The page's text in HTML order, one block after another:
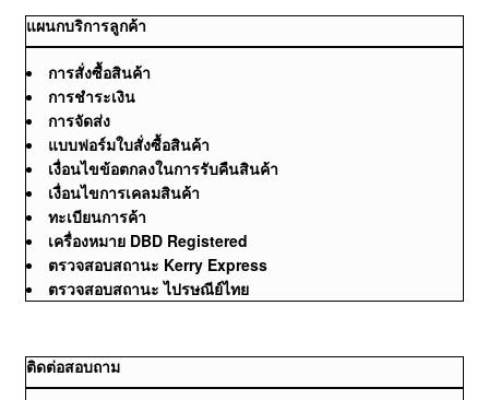
แผนกบริการลูกค้า
การสั่งซื้อสินค้า
การชำระเงิน
การจัดส่ง
แบบฟอร์มใบสั่งซื้อสินค้า
เงื่อนไขข้อตกลงในการรับคืนสินค้า
เงื่อนไขการเคลมสินค้า
ทะเบียนการค้า
เครื่องหมาย DBD Registered
ตรวจสอบสถานะ Kerry Express
ตรวจสอบสถานะ ไปรษณีย์ไทย
ติดต่อสอบถาม